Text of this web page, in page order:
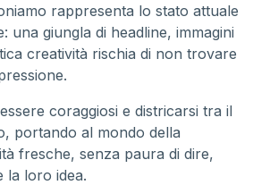
rappresenta lo stato attuale
una giungla di headline, immagini
creatività rischia di non trovare
coraggiosi e districarsi tra il
portando al mondo della
fresche, senza paura di dire,
la loro idea.